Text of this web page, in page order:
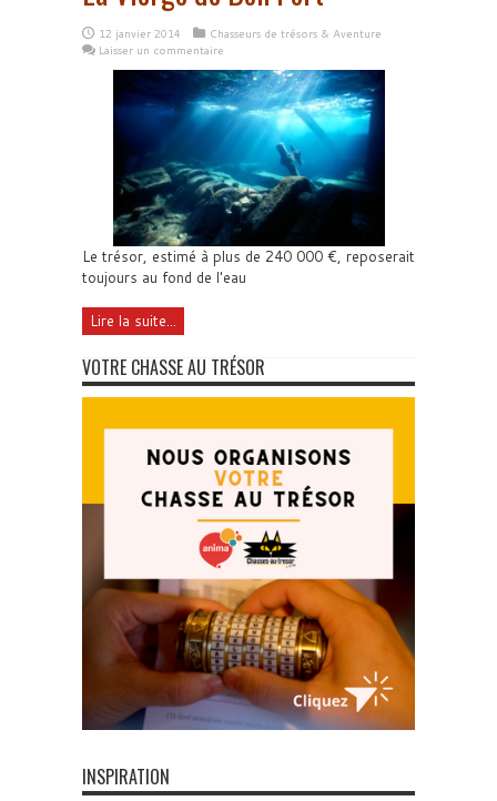
12 janvier 2014
Chasseurs de trésors & Aventure
Laisser un commentaire
Le trésor, estimé à plus de 240 000 €, reposerait
toujours au fond de l'eau
Lire la suite...
VOTRE CHASSE AU TRÉSOR
INSPIRATION